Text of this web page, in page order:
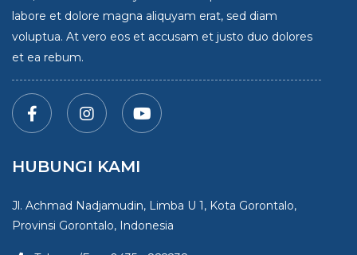
labore et dolore magna aliquyam erat, sed diam
voluptua. At vero eos et accusam et justo duo dolores
et ea rebum.
HUBUNGI KAMI
Jl. Achmad Nadjamudin, Limba U 1, Kota Gorontalo,
Provinsi Gorontalo, Indonesia